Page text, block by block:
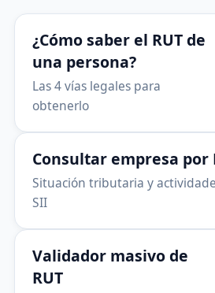
¿Cómo saber el RUT de
una persona?
Las 4 vías legales para
obtenerlo
Consultar empresa por
Situación tributaria y
SII
Validador masivo de
RUT